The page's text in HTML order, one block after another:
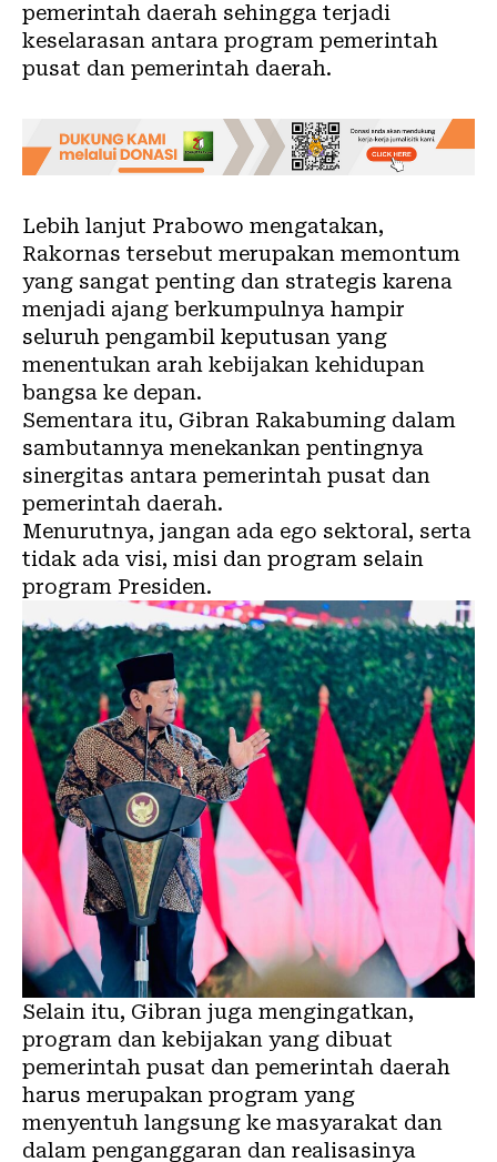
pemerintah daerah sehingga terjadi
keselarasan antara program pemerintah
pusat dan pemerintah daerah.
Lebih lanjut Prabowo mengatakan,
Rakornas tersebut merupakan memontum
yang sangat penting dan strategis karena
menjadi ajang berkumpulnya hampir
seluruh pengambil keputusan yang
menentukan arah kebijakan kehidupan
bangsa ke depan.
Sementara itu, Gibran Rakabuming dalam
sambutannya menekankan pentingnya
sinergitas antara pemerintah pusat dan
pemerintah daerah.
Menurutnya, jangan ada ego sektoral, serta
tidak ada visi, misi dan program selain
program Presiden.
Selain itu, Gibran juga mengingatkan,
program dan kebijakan yang dibuat
pemerintah pusat dan pemerintah daerah
harus merupakan program yang
menyentuh langsung ke masyarakat dan
dalam penganggaran dan realisasinya